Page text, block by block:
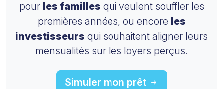
pour les familles qui veulent souffler les
premières années, ou encore les
investisseurs qui souhaitent aligner leurs
mensualités sur les loyers perçus.
Simuler mon prêt